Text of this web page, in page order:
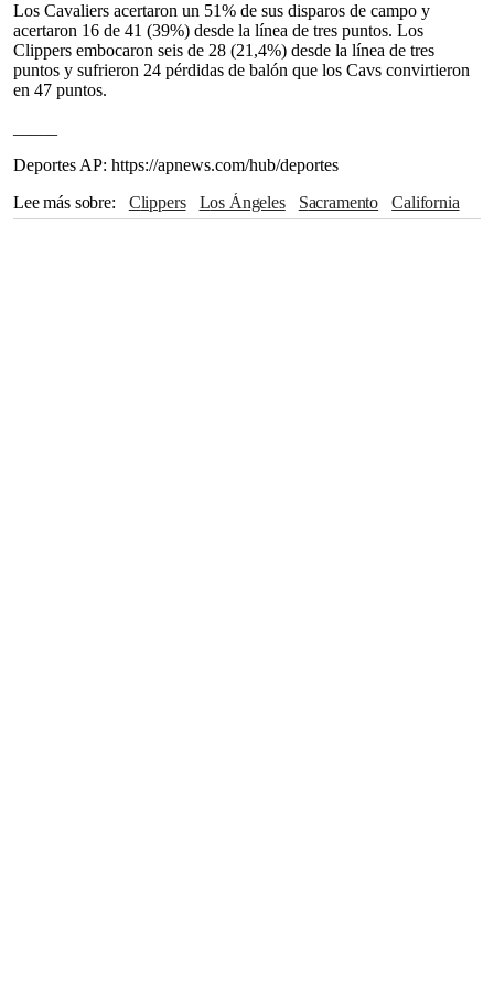
Los Cavaliers acertaron un 51% de sus disparos de campo y
acertaron 16 de 41 (39%) desde la línea de tres puntos. Los
Clippers embocaron seis de 28 (21,4%) desde la línea de tres
puntos y sufrieron 24 pérdidas de balón que los Cavs convirtieron
en 47 puntos.
Deportes AP: https://apnews.com/hub/deportes
Lee más sobre
Clippers Los Ángeles Sacramento
California